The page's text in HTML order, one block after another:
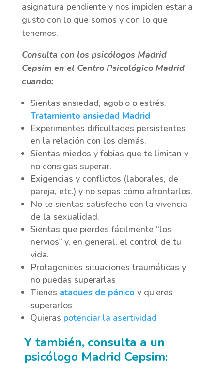
asignatura pendiente y nos impiden estar a
gusto con lo que somos y con lo que
tenemos.
Consulta con los psicólogos Madrid
Cepsim en el Centro Psicológico Madrid
cuando:
Sientas ansiedad, agobio o estrés.
Tratamiento ansiedad Madrid
Experimentes dificultades persistentes
en la relación con los demás.
Sientas miedos y fobias que te limitan y
no consigas superar.
Exigencias y conflictos (laborales, de
pareja, etc.) y no sepas cómo afrontarlos.
No te sientas satisfecho con la vivencia
de la sexualidad.
Sientas que pierdes fácilmente “los
nervios” y, en general, el control de tu
vida.
Protagonices situaciones traumáticas y
no puedas superarlas
Tienes ataques de pánico y quieres
superarlos
Quieras potenciar la asertividad
Y también, consulta a un
psicólogo Madrid Cepsim: